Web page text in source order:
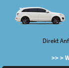
Direkt
>> >